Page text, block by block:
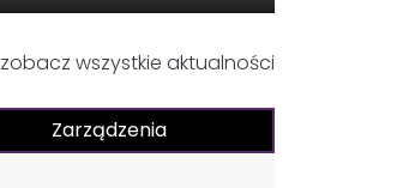
zobacz wszystkie aktualności
Zarządzenia